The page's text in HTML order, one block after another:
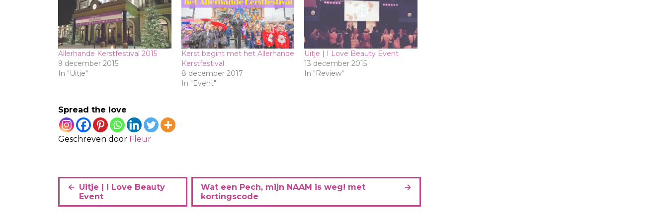
Allerhande Kerstfestival 2015
9 december 2015
In "Uitje"
Kerst begint met het Allerhande
Kerstfestival
8 december 2017
In "Event"
Uitje | I Love Beauty Event
13 december 2015
In "Review"
Spread the love
Geschreven door Fleur
Uitje | I Love Beauty
Event
Wat een Pech, mijn NAAM is weg! met
kortingscode